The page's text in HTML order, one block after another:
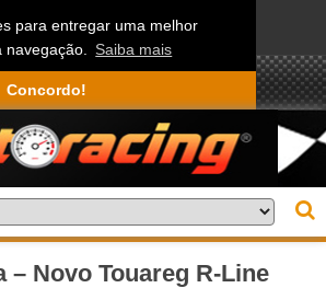
para entregar uma melhor
navegação. Saiba mais
Concordo!
– Novo Touareg R-Line